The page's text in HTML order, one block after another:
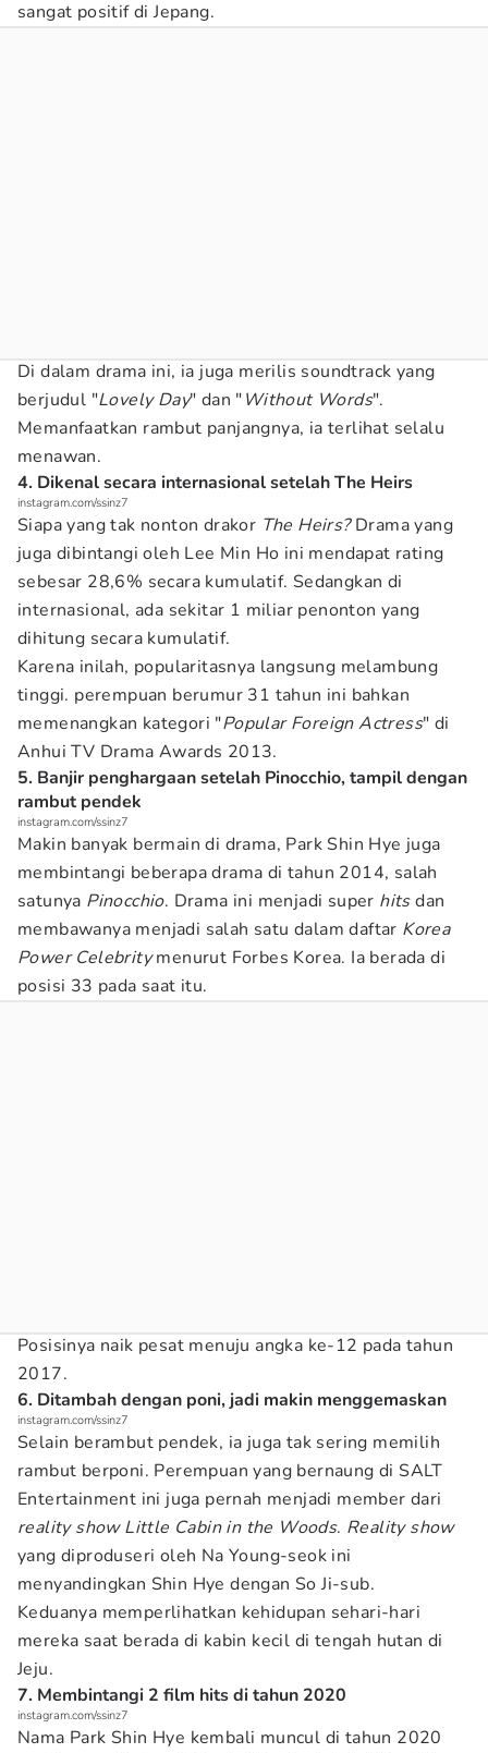
sangat positif di Jepang.
Di dalam drama ini, ia juga merilis soundtrack yang
berjudul "Lovely Day" dan "Without Words".
Memanfaatkan rambut panjangnya, ia terlihat selalu
menawan.
4. Dikenal secara internasional setelah The Heirs
instagram.com/ssinz7
Siapa yang tak nonton drakor The Heirs?Drama yang
juga dibintangi oleh Lee Min Ho ini mendapat rating
sebesar 28,6% secara kumulatif. Sedangkan di
internasional, ada sekitar 1 miliar penonton yang
dihitung secara kumulatif.
Karena inilah, popularitasnya langsung melambung
tinggi. perempuan berumur 31 tahun ini bahkan
memenangkan kategori "Popular Foreign Actress" di
Anhui TV Drama Awards 2013.
5. Banjir penghargaan setelah Pinocchio, tampil dengan
rambut pendek
instagram.com/ssinz7
Makin banyak bermain di drama, Park Shin Hye juga
membintangi beberapa drama di tahun 2014, salah
satunya Pinocchio. Drama ini menjadi super hitsdan
membawanya menjadi salah satu dalam daftar Korea
Power Celebritymenurut Forbes Korea. Ia berada di
posisi 33 pada saat itu.
Posisinya naik pesat menuju angka ke-12 pada tahun
2017.
6. Ditambah dengan poni, jadi makin menggemaskan
instagram.com/ssinz7
Selain berambut pendek, ia juga tak sering memilih
rambut berponi. Perempuan yang bernaung di SALT
Entertainment ini juga pernah menjadi member dari
reality show Little Cabin in the Woods. Reality show
yang diproduseri oleh Na Young-seok ini
menyandingkan Shin Hye dengan So Ji-sub.
Keduanya memperlihatkan kehidupan sehari-hari
mereka saat berada di kabin kecil di tengah hutan di
Jeju.
7. Membintangi 2 film hits di tahun 2020
instagram.com/ssinz7
Nama Park Shin Hye kembali muncul di tahun 2020